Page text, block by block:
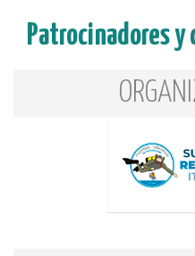
Patrocinadores y